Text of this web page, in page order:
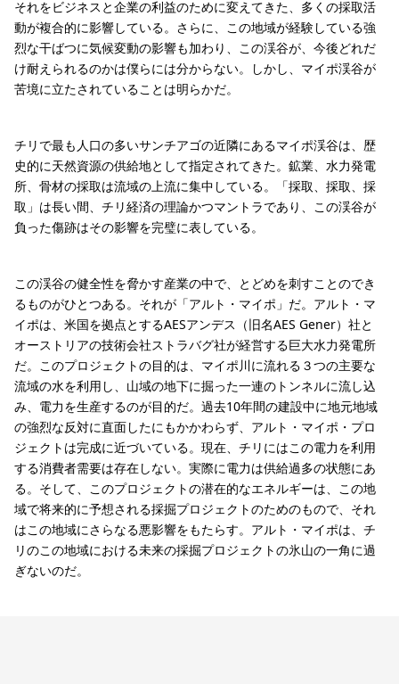
それをビジネスと企業の利益のために変えてきた、多くの採取活
動が複合的に影響している。さらに、この地域が経験している強
烈な干ばつに気候変動の影響も加わり、この渓谷が、今後どれだ
け耐えられるのかは僕らには分からない。しかし、マイポ渓谷が
苦境に立たされていることは明らかだ。
チリで最も人口の多いサンチアゴの近隣にあるマイポ渓谷は、歴
史的に天然資源の供給地として指定されてきた。鉱業、水力発電
所、骨材の採取は流域の上流に集中している。「採取、採取、採
取」は長い間、チリ経済の理論かつマントラであり、この渓谷が
負った傷跡はその影響を完璧に表している。
この渓谷の健全性を脅かす産業の中で、とどめを刺すことのでき
るものがひとつある。それが「アルト・マイポ」だ。アルト・マ
イポは、米国を拠点とするAESアンデス（旧名AES Gener）社と
オーストリアの技術会社ストラバグ社が経営する巨大水力発電所
だ。このプロジェクトの目的は、マイポ川に流れる３つの主要な
流域の水を利用し、山域の地下に掘った一連のトンネルに流し込
み、電力を生産するのが目的だ。過去10年間の建設中に地元地域
の強烈な反対に直面したにもかかわらず、アルト・マイポ・プロ
ジェクトは完成に近づいている。現在、チリにはこの電力を利用
する消費者需要は存在しない。実際に電力は供給過多の状態にあ
る。そして、このプロジェクトの潜在的なエネルギーは、この地
域で将来的に予想される採掘プロジェクトのためのもので、それ
はこの地域にさらなる悪影響をもたらす。アルト・マイポは、チ
リのこの地域における未来の採掘プロジェクトの氷山の一角に過
ぎないのだ。